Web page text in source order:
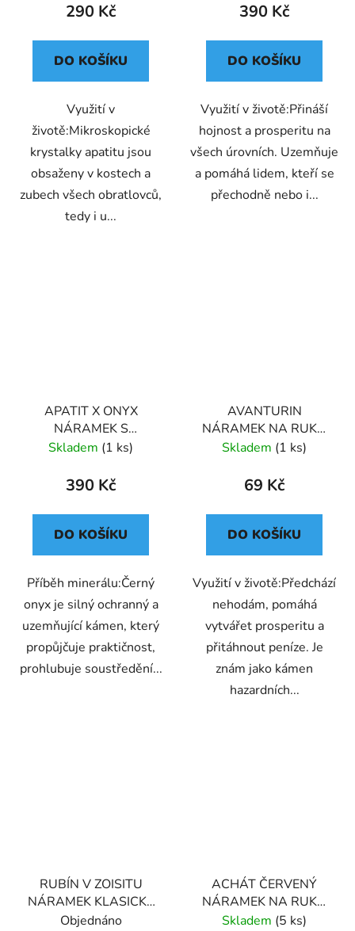
290 Kč
DO KOŠÍKU
Využití v
životě:Mikroskopické
krystalky apatitu jsou
obsaženy v kostech a
zubech všech obratlovců,
tedy i u...
390 Kč
DO KOŠÍKU
Využití v životě:Přináší
hojnost a prosperitu na
všech úrovních. Uzemňuje
a pomáhá lidem, kteří se
přechodně nebo i...
APATIT X ONYX
NÁRAMEK S
DEKORACÍ (UNISEX)
Skladem (1 ks)
390 Kč
DO KOŠÍKU
Příběh minerálu:Černý
onyx je silný ochranný a
uzemňující kámen, který
propůjčuje praktičnost,
prohlubuje soustředění...
AVANTURIN
NÁRAMEK NA RUKU
KLASICKÝ (UNISEX)
Skladem (1 ks)
69 Kč
DO KOŠÍKU
Využití v životě:Předchází
nehodám, pomáhá
vytvářet prosperitu a
přitáhnout peníze. Je
znám jako kámen
hazardních...
RUBÍN V ZOISITU
NÁRAMEK KLASICKÝ
(UNISEX) TANZÁNIE
Objednáno
ACHÁT ČERVENÝ
NÁRAMEK NA RUKU
KLASICKÝ (UNISEX)
Skladem (5 ks)